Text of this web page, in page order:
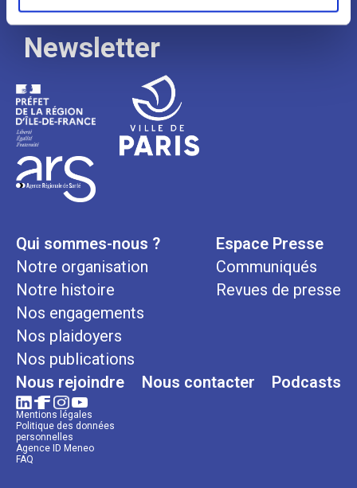
Newsletter
Qui sommes-nous ?
Notre organisation
Notre histoire
Nos engagements
Nos plaidoyers
Nos publications
Espace Presse
Communiqués
Revues de presse
Nous rejoindre Nous contacter Podcasts
Mentions légales
Politique des données
personnelles
Agence ID Meneo
FAQ